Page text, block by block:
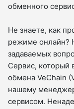
обменного
Не знаете, как
режиме онлайн?
задаваемых
Сервис, который
обмена VeChain
нашему
сервисом.